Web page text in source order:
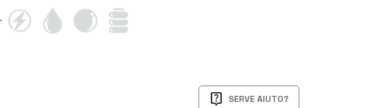
live_help SERVE AIUTO?